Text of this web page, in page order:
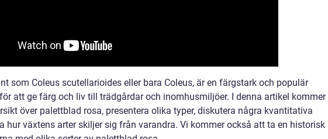
som Coleus scutellarioides eller bara Coleus, är en färgstark och populär
att ge färg och liv till trädgårdar och inomhusmiljöer. I denna artikel kommer
över palettblad rosa, presentera olika typer, diskutera några kvantitativa
hur växtens arter skiljer sig från varandra. Vi kommer också att ta en historisk